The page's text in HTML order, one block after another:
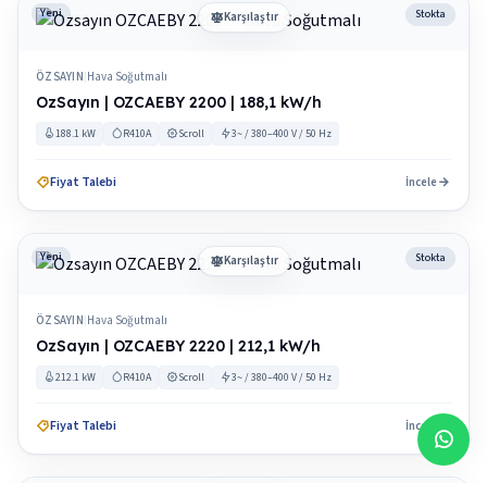
Karşılaştır
Yeni Stokta
ÖZSAYIN|Hava Soğutmalı
OzSayın | OZCAEBY 2200 | 188,1 kW/h
188.1 kW R410A Scroll 3~ / 380–400 V / 50 Hz
Fiyat Talebi İncele
Karşılaştır
Yeni Stokta
ÖZSAYIN|Hava Soğutmalı
OzSayın | OZCAEBY 2220 | 212,1 kW/h
212.1 kW R410A Scroll 3~ / 380–400 V / 50 Hz
Fiyat Talebi İncele